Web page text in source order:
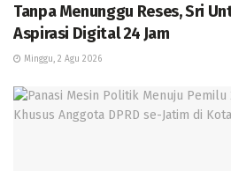
Tanpa Menunggu Reses, Sri
Aspirasi Digital 24 Jam
Minggu, 2 Agu 2026